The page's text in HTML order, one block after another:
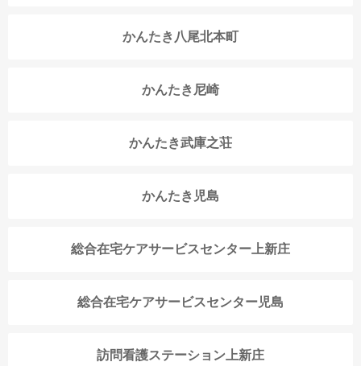
かんたき八尾北本町
かんたき尼崎
かんたき武庫之荘
かんたき児島
総合在宅ケアサービスセンター上新庄
総合在宅ケアサービスセンター児島
訪問看護ステーション上新庄